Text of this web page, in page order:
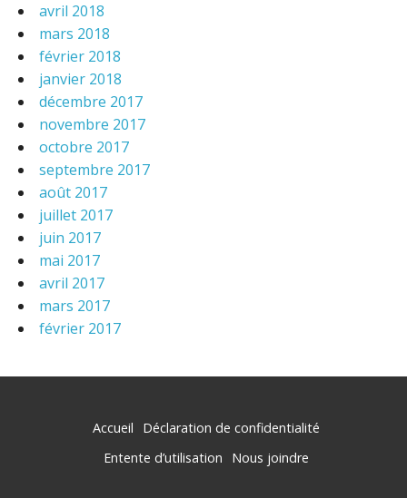
avril 2018
mars 2018
février 2018
janvier 2018
décembre 2017
novembre 2017
octobre 2017
septembre 2017
août 2017
juillet 2017
juin 2017
mai 2017
avril 2017
mars 2017
février 2017
Accueil
Déclaration de confidentialité
Entente d’utilisation
Nous joindre